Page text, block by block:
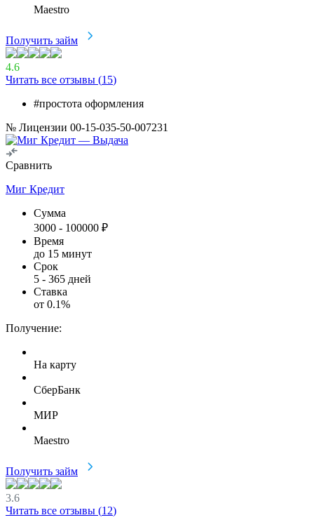
Maestro
Получить займ
4.6
Читать все отзывы (15)
#простота оформления
№ Лицензии 00-15-035-50-007231
Сравнить
Миг Кредит
Сумма
3000 - 100000 ₽
Время
до 15 минут
Срок
5 - 365 дней
Ставка
от 0.1%
Получение:
На карту
СберБанк
МИР
Maestro
Получить займ
3.6
Читать все отзывы (12)